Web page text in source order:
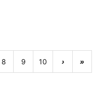
8 9 10 › »